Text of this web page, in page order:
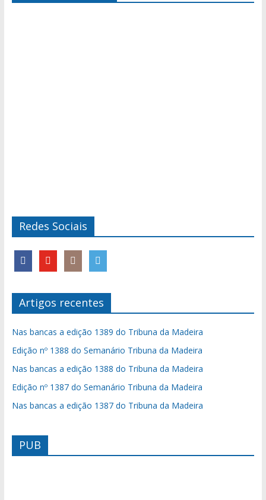
Redes Sociais
Artigos recentes
Nas bancas a edição 1389 do Tribuna da Madeira
Edição nº 1388 do Semanário Tribuna da Madeira
Nas bancas a edição 1388 do Tribuna da Madeira
Edição nº 1387 do Semanário Tribuna da Madeira
Nas bancas a edição 1387 do Tribuna da Madeira
PUB